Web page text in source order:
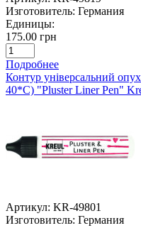
Изготовитель: Германия
Единицы:
175.00 грн
Подробнее
Контур універсальний
40*С) "Pluster Liner Pen"
Артикул: KR-49801
Изготовитель: Германия